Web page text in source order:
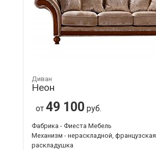
Диван
Неон
от 49 100 руб.
Фабрика - Фиеста Мебель
Механизм - нераскладной, французская
раскладушка